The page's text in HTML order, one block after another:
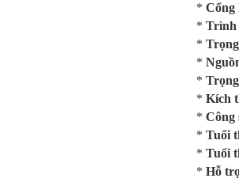
* Cổng
* Trình
*
*
*
* Kích
* Công
* Tuổi
* Tuổi
* Hỗ